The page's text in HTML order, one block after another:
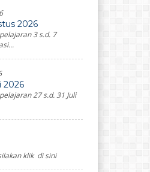
2026
3 s.d. 7
2026
27 s.d. 31 Juli
klik di sini